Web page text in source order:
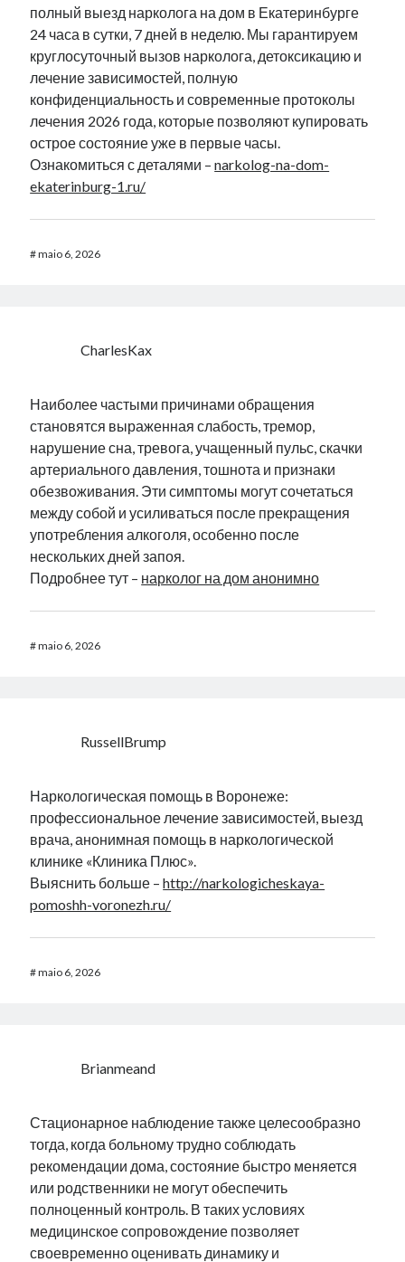
полный выезд нарколога на дом в Екатеринбурге
24 часа в сутки, 7 дней в неделю. Мы гарантируем
круглосуточный вызов нарколога, детоксикацию и
лечение зависимостей, полную
конфиденциальность и современные протоколы
лечения 2026 года, которые позволяют купировать
острое состояние уже в первые часы.
Ознакомиться с деталями –narkolog-na-dom-
ekaterinburg-1.ru/
#maio 6, 2026
CharlesKax
Наиболее частыми причинами обращения
становятся выраженная слабость, тремор,
нарушение сна, тревога, учащенный пульс, скачки
артериального давления, тошнота и признаки
обезвоживания. Эти симптомы могут сочетаться
между собой и усиливаться после прекращения
употребления алкоголя, особенно после
нескольких дней запоя.
Подробнее тут – нарколог на дом анонимно
#maio 6, 2026
RussellBrump
Наркологическая помощь в Воронеже:
профессиональное лечение зависимостей, выезд
врача, анонимная помощь в наркологической
клинике «Клиника Плюс».
Выяснить больше –http://narkologicheskaya-
pomoshh-voronezh.ru/
#maio 6, 2026
Brianmeand
Стационарное наблюдение также целесообразно
тогда, когда больному трудно соблюдать
рекомендации дома, состояние быстро меняется
или родственники не могут обеспечить
полноценный контроль. В таких условиях
медицинское сопровождение позволяет
своевременно оценивать динамику и